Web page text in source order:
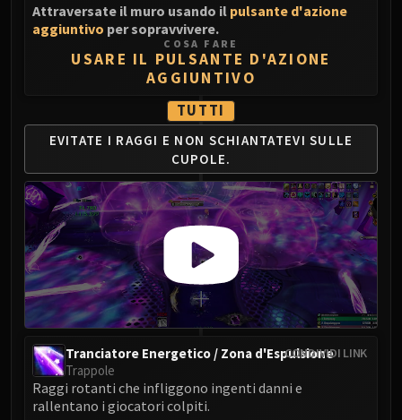
Kologarn
Auriaya
Mimiron
Freya
Thorim
Hodir
Vezax
Yogg-Saron
Algalon
RESOURCES
Addons
Weakauras
Streamers By Class
Mythic+ Streamers
Raid Streamers
Recommended Websites
Attraversate il muro usando il pulsante d'azione
aggiuntivo per sopravvivere.
COSA FARE
USARE IL PULSANTE D'AZIONE
AGGIUNTIVO
TUTTI
EVITATE I RAGGI E NON SCHIANTATEVI SULLE
CUPOLE.
CONDIVIDI LINK
Tranciatore Energetico / Zona d'Espulsione
Trappole
Raggi rotanti che infliggono ingenti danni e
rallentano i giocatori colpiti.